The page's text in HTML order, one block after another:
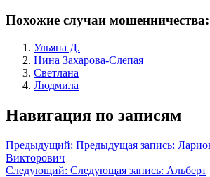
Похожие случаи мошенничества:
Ульяна Д.
Нина Захарова-Слепая
Светлана
Людмила
Навигация по записям
Предыдущий: Предыдущая запись:
Викторович
Следующий: Следующая запись: Альберт